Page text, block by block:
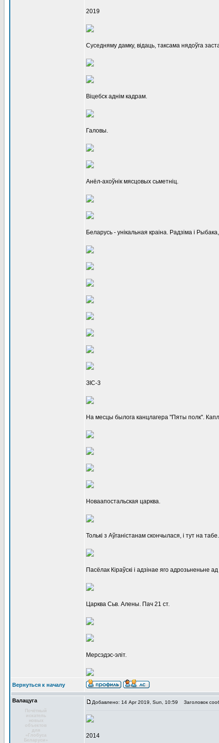
2019
Суседняму дамку, відаць, таксама нядоўга
Віцебск аднім кадрам.
Галовы.
Анёл-ахоўнік мясцовых сьметніц.
Беларусь - унікальная краіна. Радзіма і Рыбака,
ЗІС-3
На месцы былога канцлагера "Пяты полк".
Новаапостальская царква.
Толькі з Аўганістанам скончылася, і тут на
Пасёлак Кіраўскі і адзінае яго адрозьненьне
Царква Сьв. Алены. Пач 21 ст.
Мерсэдэс-эліт.
Вернуться к началу
Валацуга
Почётный
искатель
новых
объектов
для
«Глобуса
Беларуси»
Добавлено: 14 Apr 2019, Sun, 10:59 Заголовок
2014